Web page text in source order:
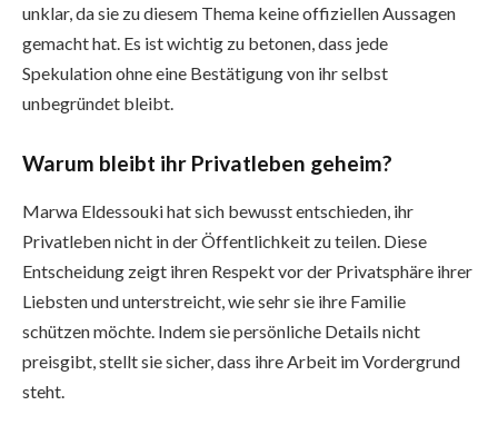
unklar, da sie zu diesem Thema keine offiziellen Aussagen
gemacht hat. Es ist wichtig zu betonen, dass jede
Spekulation ohne eine Bestätigung von ihr selbst
unbegründet bleibt.
Warum bleibt ihr Privatleben geheim?
Marwa Eldessouki hat sich bewusst entschieden, ihr
Privatleben nicht in der Öffentlichkeit zu teilen. Diese
Entscheidung zeigt ihren Respekt vor der Privatsphäre ihrer
Liebsten und unterstreicht, wie sehr sie ihre Familie
schützen möchte. Indem sie persönliche Details nicht
preisgibt, stellt sie sicher, dass ihre Arbeit im Vordergrund
steht.